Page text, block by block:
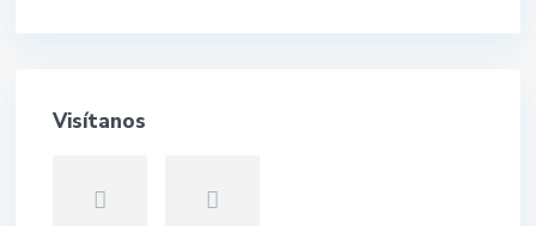
Visítanos